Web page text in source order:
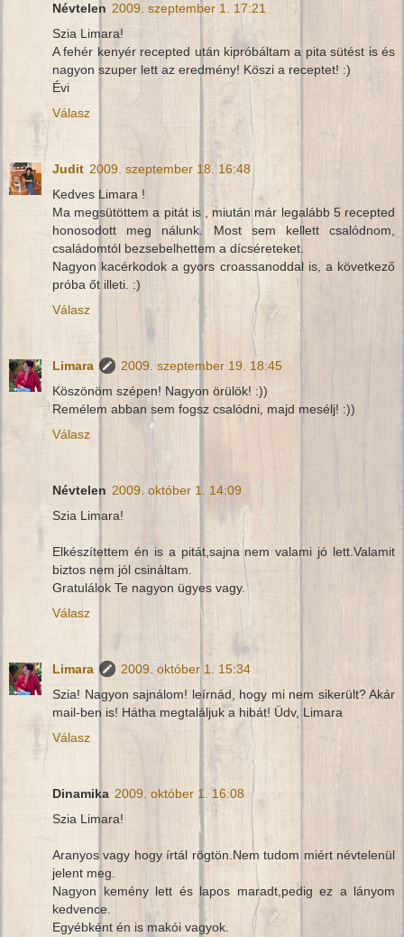
Névtelen 2009. szeptember 1. 17:21
Szia Limara!
A fehér kenyér recepted után kipróbáltam a pita sütést is és
nagyon szuper lett az eredmény! Köszi a receptet! :)
Évi
Válasz
Judit 2009. szeptember 18. 16:48
Kedves Limara !
Ma megsütöttem a pitát is , miután már legalább 5 recepted
honosodott meg nálunk. Most sem kellett csalódnom,
családomtól bezsebelhettem a dícséreteket.
Nagyon kacérkodok a gyors croassanoddal is, a következő
próba őt illeti. :)
Válasz
Limara
2009. szeptember 19. 18:45
Köszönöm szépen! Nagyon örülök! :))
Remélem abban sem fogsz csalódni, majd mesélj! :))
Válasz
Névtelen 2009. október 1. 14:09
Szia Limara!
Elkészítettem én is a pitát,sajna nem valami jó lett.Valamit
biztos nem jól csináltam.
Gratulálok Te nagyon ügyes vagy.
Válasz
Limara
2009. október 1. 15:34
Szia! Nagyon sajnálom! leírnád, hogy mi nem sikerült? Akár
mail-ben is! Hátha megtaláljuk a hibát! Üdv, Limara
Válasz
Dinamika 2009. október 1. 16:08
Szia Limara!
Aranyos vagy hogy írtál rögtön.Nem tudom miért névtelenül
jelent meg.
Nagyon kemény lett és lapos maradt,pedig ez a lányom
kedvence.
Egyébként én is makói vagyok.